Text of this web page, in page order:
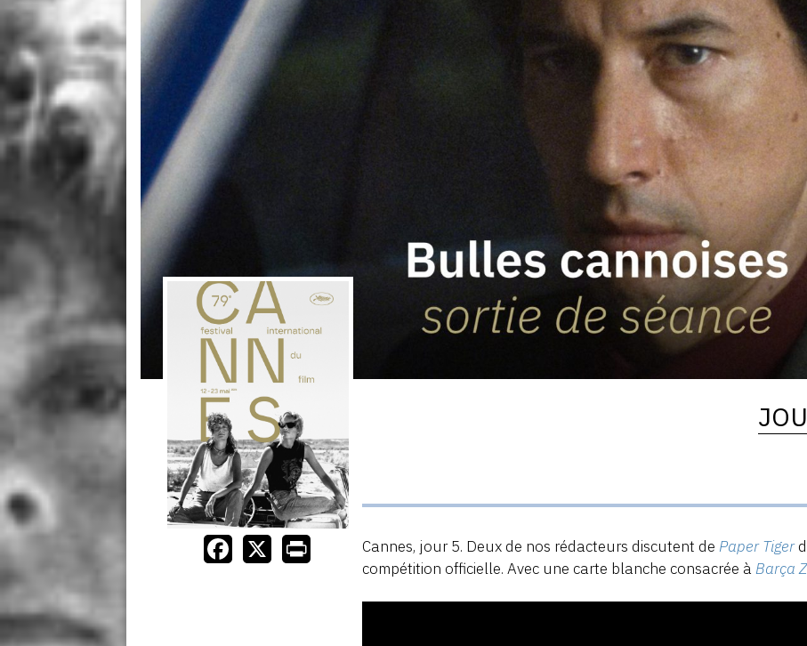
Cannes, jour 5. Deux de nos rédacteurs discutent dePaper Tiger
compétition officielle. Avec une carte blanche consacrée àBarça